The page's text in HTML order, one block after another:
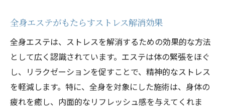
エステの技術がもたらす新たなエネルギー
エステティシャンの豊富な経験による疲労
回復
エステ施術が促進する自然なエネルギーの
循環
全身エステがもたらすストレス解消効果
全身エステは、ストレスを解消するための効果的な方法
として広く認識されています。エステは体の緊張をほぐ
し、リラクゼーションを促すことで、精神的なストレス
を軽減します。特に、全身を対象にした施術は、身体の
疲れを癒し、内面的なリフレッシュ感を与えてくれま